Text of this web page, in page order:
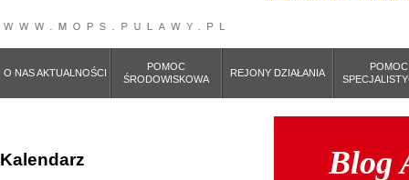
O NAS AKTUALNOŚCI
POMOC
ŚRODOWISKOWA
REJONY DZIAŁANIA
POMOC
Blog
Kalendarz